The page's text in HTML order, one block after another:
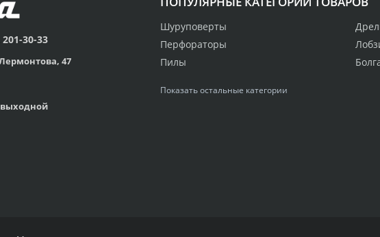
30-33
47
выходной
Шуруповерты
Перфораторы
Пилы
Показать остальные категории